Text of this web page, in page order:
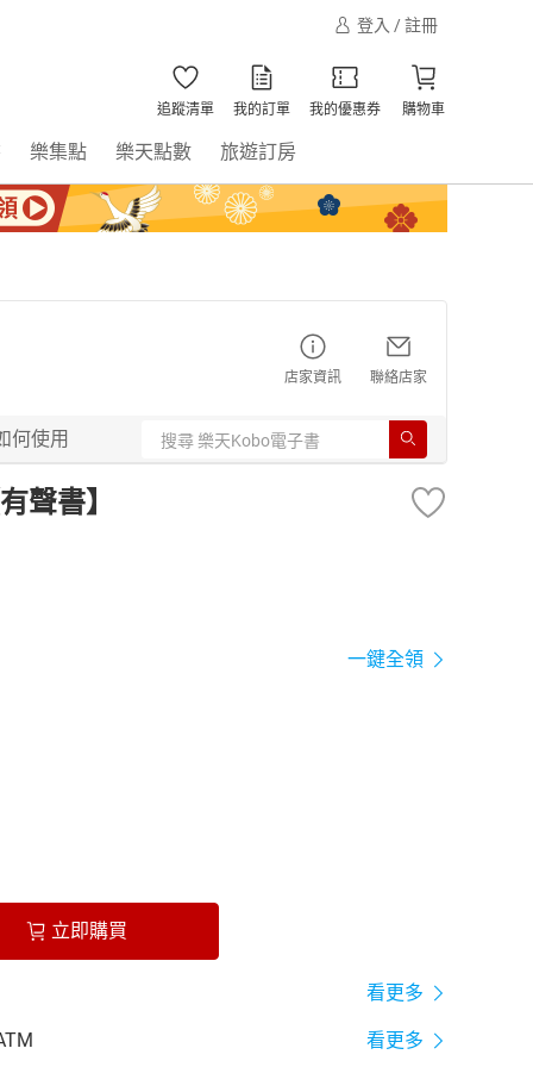
登入 / 註冊
追蹤清單 我的訂單 我的優惠券 購物車
樂集點 樂天點數 旅遊訂房
店家資訊 聯絡店家
何使用
聲書】
一鍵全領
立即購買
看更多
看更多